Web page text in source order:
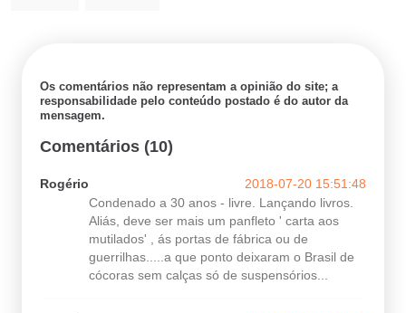
Os comentários não representam a opinião do site; a
responsabilidade pelo conteúdo postado é do autor da
mensagem.
Comentários (10)
Rogério
2018-07-20 15:51:48
Condenado a 30 anos - livre. Lançando livros.
Aliás, deve ser mais um panfleto ' carta aos
mutilados' , ás portas de fábrica ou de
guerrilhas.....a que ponto deixaram o Brasil de
cócoras sem calças só de suspensórios...